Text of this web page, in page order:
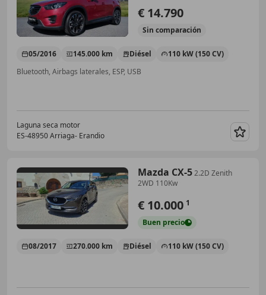
€ 14.790
Sin comparación
05/2016 145.000 km Diésel
110 kW (150 CV)
Bluetooth, Airbags laterales, ESP, USB
Laguna seca motor
ES-48950 Arriaga- Erandio
Mazda CX-52.2D Zenith
2WD 110Kw
€ 10.000 1
Buen precio
08/2017 270.000 km Diésel 110 kW (150 CV)